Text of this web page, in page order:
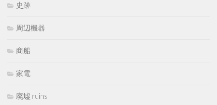
史跡
周辺機器
商船
家電
廃墟 ruins